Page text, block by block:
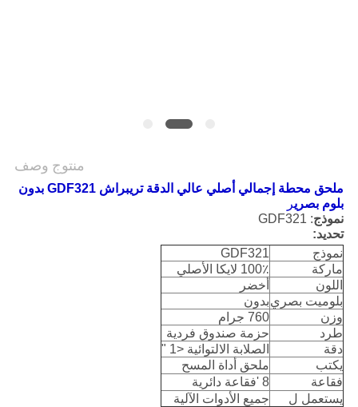
منتوج وصف
ملحق محطة إجمالي أصلي عالي الدقة تريبراش GDF321 بدون
بلوم بصرير
نموذج: GDF321
تحديد:
نموذج
GDF321
ماركة
100٪ لايكا الأصلي
اللون
أخضر
بلوميت بصريبدون
وزن
760 جرام
طرد
حزمة صندوق فردية
دقة
الصلابة الالتوائية <1 "
يكتب
ملحق أداة المسح
فقاعة
8 'فقاعة دائرية
يستعمل ل
جميع الأدوات الآلية